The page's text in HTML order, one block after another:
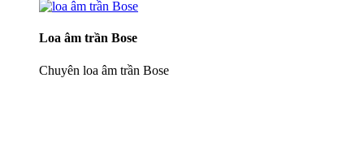
Loa âm trần Bose
Chuyên loa âm trần Bose